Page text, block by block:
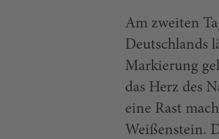
Am zweiten
Deutschlands
Markierung
das Herz des
eine Rast
Weißenstein.